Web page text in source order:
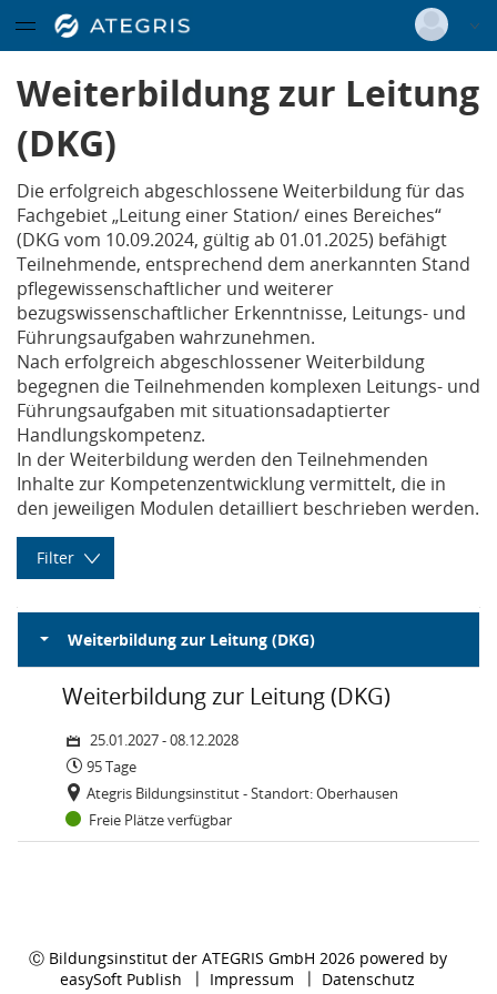
Login
Zertifiziertes Curriculum
Geriatrie Basislehrgang
Menügruppe
Infos und Anmeldung
Menügruppe
Ausbildung
Ausbildungsangebote
interner Bereich
Weiterbildung zur Leitung
(DKG)
Die erfolgreich abgeschlossene Weiterbildung für das
Fachgebiet „Leitung einer Station/ eines Bereiches“
(DKG vom 10.09.2024, gültig ab 01.01.2025) befähigt
Teilnehmende, entsprechend dem anerkannten Stand
pflegewissenschaftlicher und weiterer
bezugswissenschaftlicher Erkenntnisse, Leitungs- und
Führungsaufgaben wahrzunehmen.
Nach erfolgreich abgeschlossener Weiterbildung
begegnen die Teilnehmenden komplexen Leitungs- und
Führungsaufgaben mit situationsadaptierter
Handlungskompetenz.
In der Weiterbildung werden den Teilnehmenden
Inhalte zur Kompetenzentwicklung vermittelt, die in
den jeweiligen Modulen detailliert beschrieben werden.
Filter
Filter zurücksetzen
Datentabelle mit 2 Zeilen und 10 Spalten
Weiterbildung zur Leitung (DKG)
Weiterbildung zur Leitung (DKG)
25.01.2027 - 08.12.2028
95 Tage
Ategris Bildungsinstitut - Standort: Oberhausen
Freie Plätze verfügbar
Ⓒ Bildungsinstitut der ATEGRIS GmbH 2026 powered by
easySoft Publish
Impressum Datenschutz